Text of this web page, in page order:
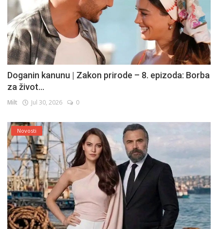
Doganin kanunu | Zakon prirode – 8. epizoda: Borba
za život...
Milt Jul 30, 2026 0
Novosti